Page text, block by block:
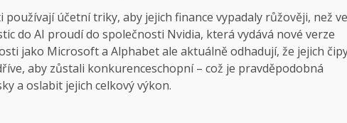
účetní triky, aby jejich finance vypadaly růžověji, než ve
do AI proudí do společnosti Nvidia, která vydává nové verze
jako Microsoft a Alphabet ale aktuálně odhadují, že jejich
aby zůstali konkurenceschopní – což je pravděpodobná
a oslabit jejich celkový výkon.